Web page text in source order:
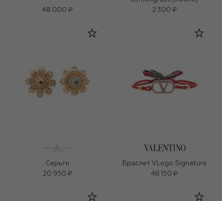
48 000 ₽
2 300 ₽
Серьги
20 950 ₽
Браслет VLogo Signature
46 150 ₽